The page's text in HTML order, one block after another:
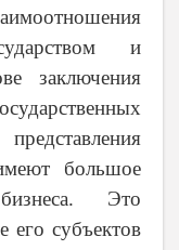
и
заключения
большое
Это
его субъектов